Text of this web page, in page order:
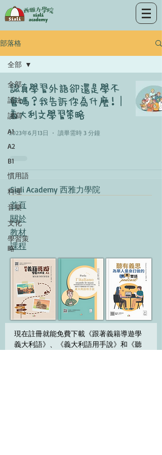
部落格
全部
語法
讀寫
A1
A2
B1
慣用語
料理
音樂
文化
學習策
略
全部
認真學習外語卻還是學不
會嗎？我告訴你為什麼！｜
義大利文學習策略
2023年6月13日 讀畢需時 3 分鐘
​Siali Academy 西雅力學院
首頁​
關於
教材​
​課程
現在註冊就能免費下載《跟著義籍導遊學
義大利語》、《義大利語用手說》和《聽